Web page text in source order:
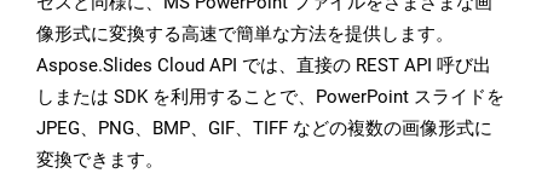
像形式に変換する高速で簡単な方法を提供します。
Aspose.Slides Cloud API では、直接の REST API 呼び出
しまたは SDK を利用することで、PowerPoint スライドを
JPEG、PNG、BMP、GIF、TIFF などの複数の画像形式に
変換できます。